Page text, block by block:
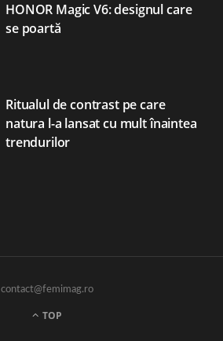
HONOR Magic V6: designul care
se poartă
Ritualul de contrast pe care
natura l-a lansat cu mult înaintea
trendurilor
contact@femimag.ro
TOP